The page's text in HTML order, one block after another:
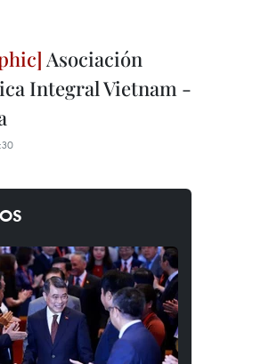
Asociación
Integral Vietnam -